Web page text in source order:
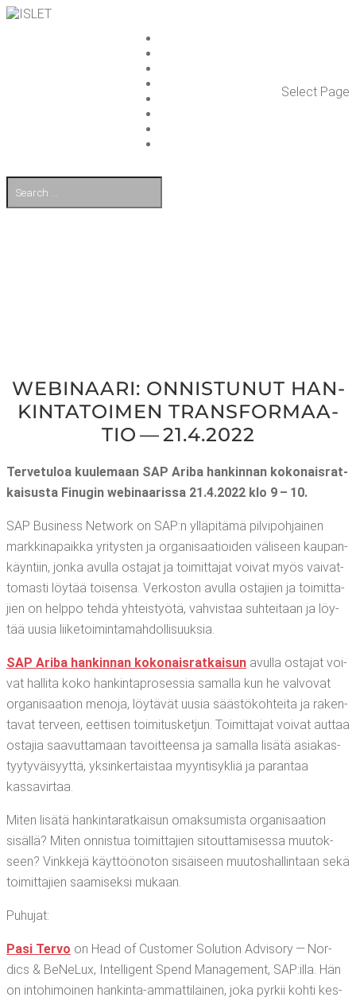
Select Page
WEBI­NAA­RI: ONNIS­TU­NUT HAN­
KIN­TA­TOI­MEN TRANS­FOR­MAA­
TIO — 21.4.2022
Ter­ve­tu­loa kuu­le­maan SAP Ari­ba han­kin­nan koko­nais­rat­
kai­sus­ta Finu­gin webi­naa­ris­sa 21.4.2022 klo 9 – 10.
SAP Busi­ness Network on SAP:n yllä­pi­tä­mä pil­vi­poh­jai­nen
mark­ki­na­paik­ka yri­tys­ten ja orga­ni­saa­tioi­den väli­seen kau­pan­
käyn­tiin, jon­ka avul­la osta­jat ja toi­mit­ta­jat voi­vat myös vai­vat­
to­mas­ti löy­tää toi­sen­sa. Ver­kos­ton avul­la osta­jien ja toi­mit­ta­
jien on help­po teh­dä yhteis­työ­tä, vah­vis­taa suh­tei­taan ja löy­
tää uusia liiketoimintamahdollisuuksia.
SAP Ari­ba han­kin­nan koko­nais­rat­kai­sun avul­la osta­jat voi­
vat hal­li­ta koko han­kin­ta­pro­ses­sia samal­la kun he val­vo­vat
orga­ni­saa­tion meno­ja, löy­tä­vät uusia sääs­tö­koh­tei­ta ja raken­
ta­vat ter­veen, eet­ti­sen toi­mi­tus­ket­jun. Toi­mit­ta­jat voi­vat aut­taa
osta­jia saa­vut­ta­maan tavoit­teen­sa ja samal­la lisä­tä asia­kas­
tyy­ty­väi­syyt­tä, yksin­ker­tais­taa myyn­ti­sykliä ja paran­taa
kassavirtaa.
Miten lisä­tä han­kin­ta­rat­kai­sun omak­su­mis­ta orga­ni­saa­tion
sisäl­lä? Miten onnis­tua toi­mit­ta­jien sitout­ta­mi­ses­sa muu­tok­
seen? Vink­ke­jä käyt­töön­o­ton sisäi­seen muu­tos­hal­lin­taan sekä
toi­mit­ta­jien saa­mi­sek­si mukaan.
Puhu­jat:
Pasi Ter­vo on Head of Cus­to­mer Solu­tion Advi­so­ry — Nor­
dics & BeNe­Lux, Intel­li­gent Spend Mana­ge­ment, SAP:illa. Hän
on into­hi­moi­nen han­kin­ta-ammat­ti­lai­nen, joka pyr­kii koh­ti kes­